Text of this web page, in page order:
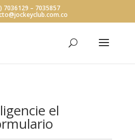
7036129 – 7035857
el